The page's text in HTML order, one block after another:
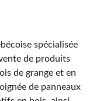
spécialisée
de produits
de grange et en
de panneaux